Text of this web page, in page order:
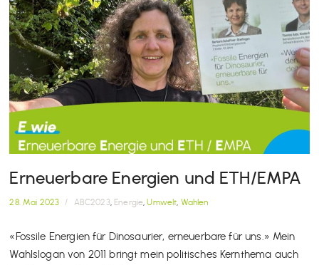
Erneuerbare Energien und ETH/EMPA
28. Mai 2023 / ABC2023, Energie,Umwelt, Wahlen
«Fossile Energien für Dinosaurier, erneuerbare für uns.» Mein
Wahlslogan von 2011 bringt mein politisches Kernthema auch